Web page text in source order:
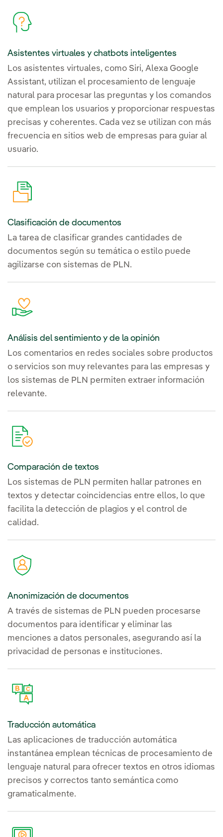
Asistentes virtuales y chatbots inteligentes
Los asistentes virtuales, como Siri, Alexa Google
Assistant, utilizan el procesamiento de lenguaje
natural para procesar las preguntas y los comandos
que emplean los usuarios y proporcionar respuestas
precisas y coherentes. Cada vez se utilizan con más
frecuencia en sitios web de empresas para guiar al
usuario.
Clasificación de documentos
La tarea de clasificar grandes cantidades de
documentos según su temática o estilo puede
agilizarse con sistemas de PLN.
Análisis del sentimiento y de la opinión
Los comentarios en redes sociales sobre productos
o servicios son muy relevantes para las empresas y
los sistemas de PLN permiten extraer información
relevante.
Comparación de textos
Los sistemas de PLN permiten hallar patrones en
textos y detectar coincidencias entre ellos, lo que
facilita la detección de plagios y el control de
calidad.
Anonimización de documentos
A través de sistemas de PLN pueden procesarse
documentos para identificar y eliminar las
menciones a datos personales, asegurando así la
privacidad de personas e instituciones.
Traducción automática
Las aplicaciones de traducción automática
instantánea emplean técnicas de procesamiento de
lenguaje natural para ofrecer textos en otros idiomas
precisos y correctos tanto semántica como
gramaticalmente.